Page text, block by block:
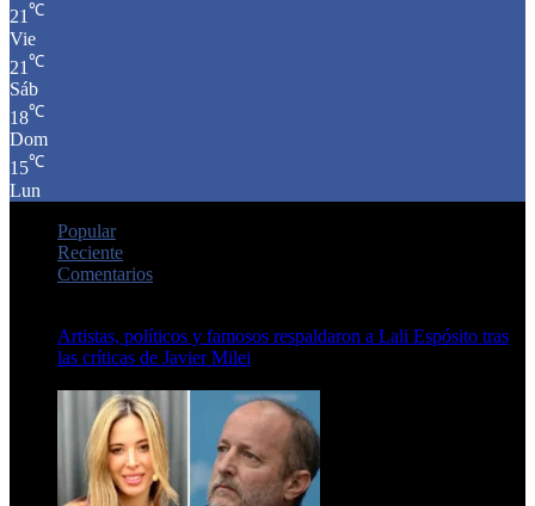
21℃
Vie
21 ℃
Sáb
18℃
Dom
15℃
Lun
Popular
Reciente
Comentarios
Artistas, políticos y famosos respaldaron a Lali Espósito tras
las críticas de Javier Milei